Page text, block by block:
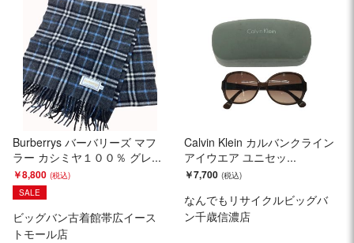
Burberrys バーバリーズ マフ
ラー カシミヤ１００％ グレ...
￥8,800
SALE
ビッグバン古着館帯広イース
トモール店
Calvin Klein カルバンクライン
アイウエア ユニセッ...
￥7,700
なんでもリサイクルビッグバ
ン千歳信濃店